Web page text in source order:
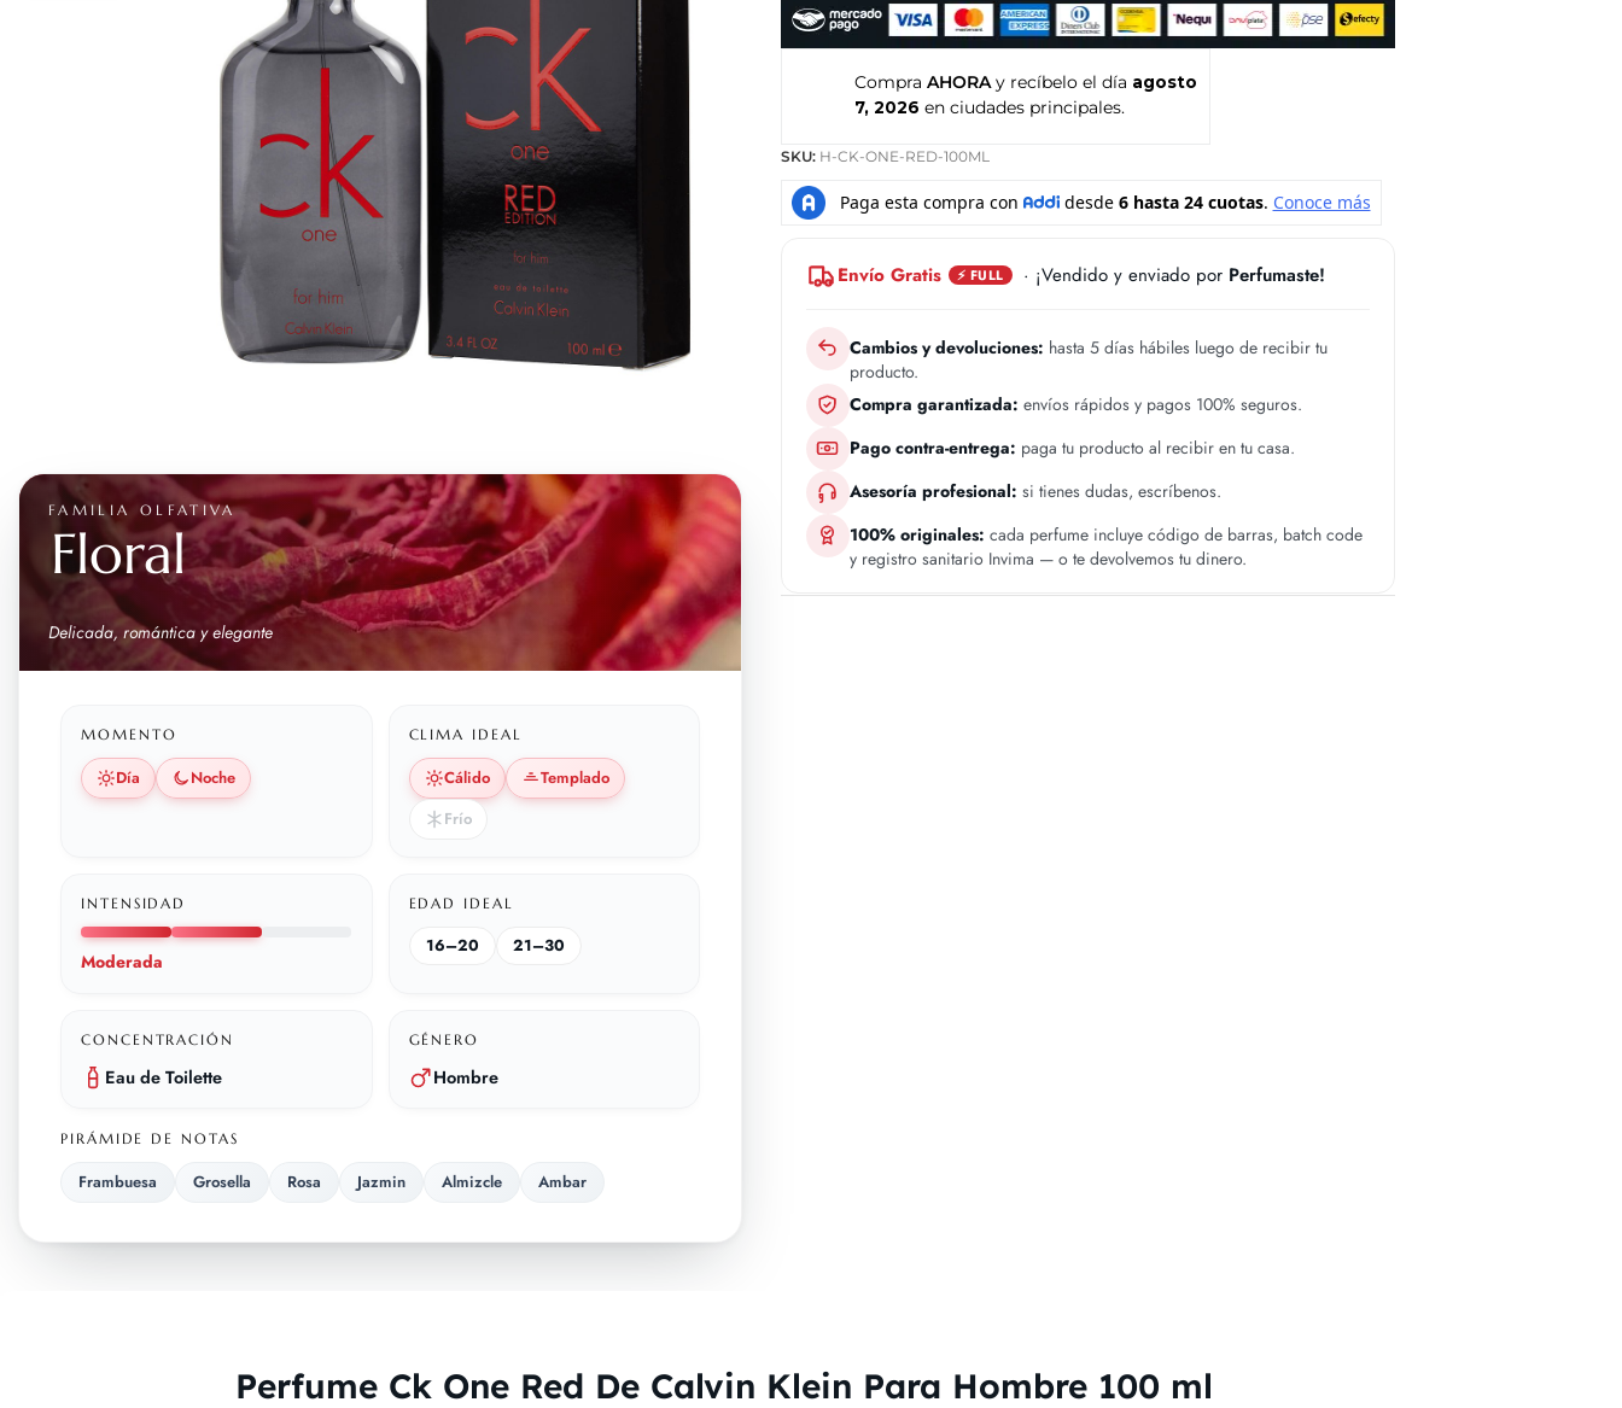
FAMILIA OLFATIVA
Floral
Delicada, romántica y elegante
MOMENTO
Día Noche
CLIMA IDEAL
Cálido
Templado
Frío
INTENSIDAD
Moderada
EDAD IDEAL
16–20 21–30
CONCENTRACIÓN
Eau de Toilette
GÉNERO
Hombre
PIRÁMIDE DE NOTAS
Frambuesa Grosella Rosa Jazmin Almizcle Ambar
Compra AHORAy recíbelo el día agosto
7, 2026 en ciudades principales.
SKU: H-CK-ONE-RED-100ML
Envío Gratis ⚡ FULL · ¡Vendido y enviado por Perfumaste!
Cambios y devoluciones: hasta 5 días hábiles luego de recibir tu
producto.
Compra garantizada: envíos rápidos y pagos 100% seguros.
Pago contra-entrega: paga tu producto al recibir en tu casa.
Asesoría profesional: si tienes dudas, escríbenos.
100% originales: cada perfume incluye código de barras, batch code
y registro sanitario Invima — o te devolvemos tu dinero.
Perfume Ck One Red De Calvin Klein Para Hombre 100 ml